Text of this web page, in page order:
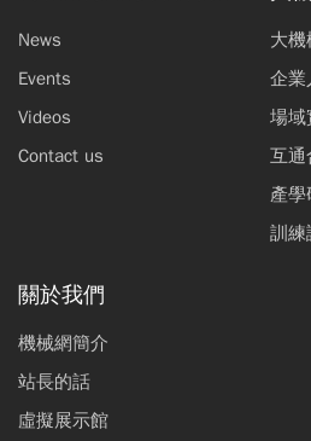
News
Events
Videos
Contact us
大機
企業
場域
互通
產學
訓練
關於我們
機械網簡介
站長的話
虛擬展示館